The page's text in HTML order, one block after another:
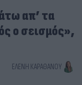
απ’ τα
ο σεισμός»,
ΕΛΈΝΗ ΚΑΡΑΘΆΝΟΥ